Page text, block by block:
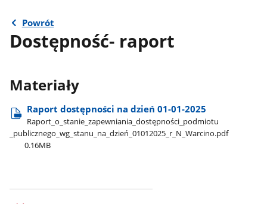
Powrót
Dostępność- raport
Materiały
Raport dostępności na dzień 01-01-2025
Raport​_o​_stanie​_zapewniania​_dostępności​_podmiotu​
_publicznego​_wg​_stanu​_na​_dzień​_01012025​_r​_N​_Warcino.pdf
0.16MB